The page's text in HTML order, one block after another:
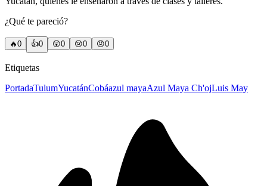
¿Qué te pareció?
🔥0 👍0 😲0 😢0 😠0
Etiquetas
PortadaTulumYucatánCobáazul mayaAzul Maya Ch'ojLuis May